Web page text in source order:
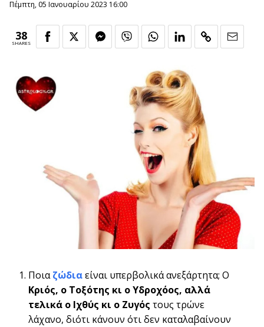
Πέμπτη, 05 Ιανουαρίου 2023 16:00
38
SHARES
Ποιαζώδιαείναι υπερβολικά ανεξάρτητα; Ο
Κριός, ο Τοξότης κι ο Υδροχόος, αλλά
τελικά ο Ιχθύς κι ο Ζυγός τους τρώνε
λάχανο, διότι κάνουν ότι δεν καταλαβαίνουν